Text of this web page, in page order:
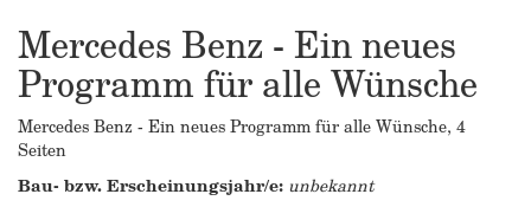
Mercedes Benz - Ein neues
Programm für alle Wünsche
Mercedes Benz - Ein neues Programm für alle Wünsche, 4
Seiten
Bau- bzw. Erscheinungsjahr/e: unbekannt